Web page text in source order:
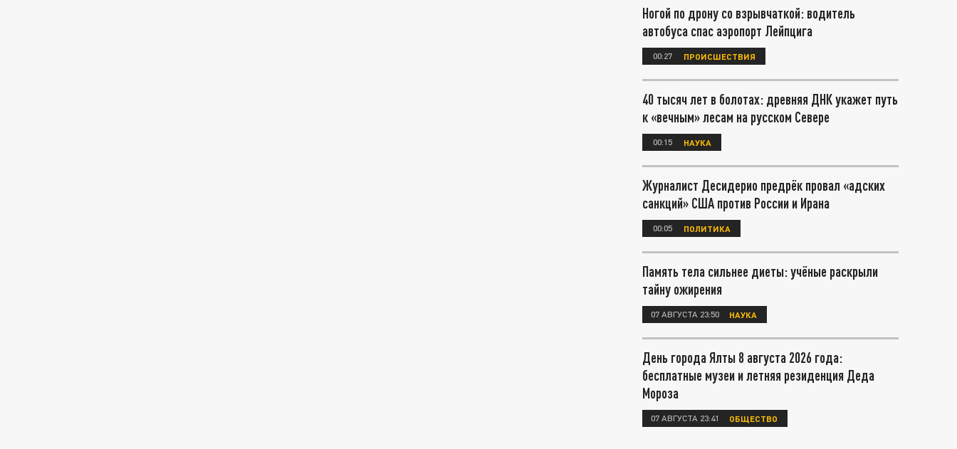
Ногой по дрону со взрывчаткой: водитель
автобуса спас аэропорт Лейпцига
00:27 ПРОИСШЕСТВИЯ
40 тысяч лет в болотах: древняя ДНК укажет путь
к «вечным» лесам на русском Севере
00:15 НАУКА
Журналист Десидерио предрёк провал «адских
санкций» США против России и Ирана
00:05 ПОЛИТИКА
Память тела сильнее диеты: учёные раскрыли
тайну ожирения
07 АВГУСТА 23:50 НАУКА
День города Ялты 8 августа 2026 года:
бесплатные музеи и летняя резиденция Деда
Мороза
07 АВГУСТА 23:41 ОБЩЕСТВО